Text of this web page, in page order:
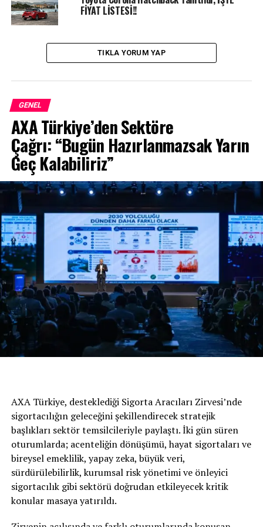
“Mobilite” İçin İlk Adımlardan Biri
anlayışı çerçevesinde 7’den 77’ye herkesin “mobilite”
çözümleriyle özgürce hareket ettiği bir dünya
gerçekleştirmek amacıyla “Start Your Impossible”
kampanyasını başlattığını duyuran Toyota, bunun ilk
örneklerinden birini “Engelsiz İletişim Hattı” ile
göstermiş oldu.
Toyota bir otomobil şirketi olmanın yanı sıra toplumlar
FİYAT LİSTESİ!!
TIKLA YORUM YAP
GENEL
AXA Türkiye’den Sektöre
Çağrı: “Bugün Hazırlanmazsak Yarın
Geç Kalabiliriz”
AXA Türkiye, desteklediği Sigorta Aracıları Zirvesi’nde
sigortacılığın geleceğini şekillendirecek stratejik
başlıkları sektör temsilcileriyle paylaştı. İki gün süren
oturumlarda; acenteliğin dönüşümü, hayat sigortaları ve
bireysel emeklilik, yapay zeka, büyük veri,
sürdürülebilirlik, kurumsal risk yönetimi ve önleyici
sigortacılık gibi sektörü doğrudan etkileyecek kritik
konular masaya yatırıldı.